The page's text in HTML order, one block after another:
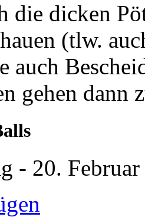
die dicken
(tlw.
auch
gehen dann
- 20.